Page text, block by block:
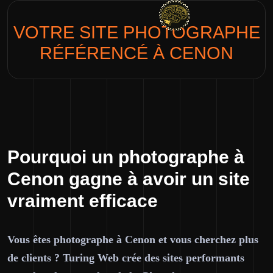
VOTRE SITE PHOTOGRAPHE
RÉFÉRENCÉ À CENON
Pourquoi un photographe à
Cenon gagne à avoir un site
vraiment efficace
Vous êtes photographe à Cenon et vous cherchez plus
de clients ? Turing Web crée des sites performants